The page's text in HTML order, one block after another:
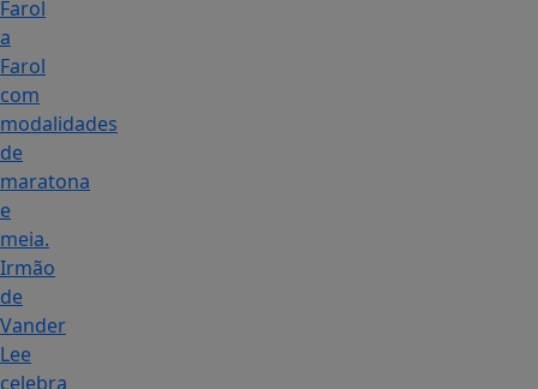
Farol
a
Farol
com
modalidades
de
maratona
e
meia.
Irmão
de
Vander
Lee
celebra